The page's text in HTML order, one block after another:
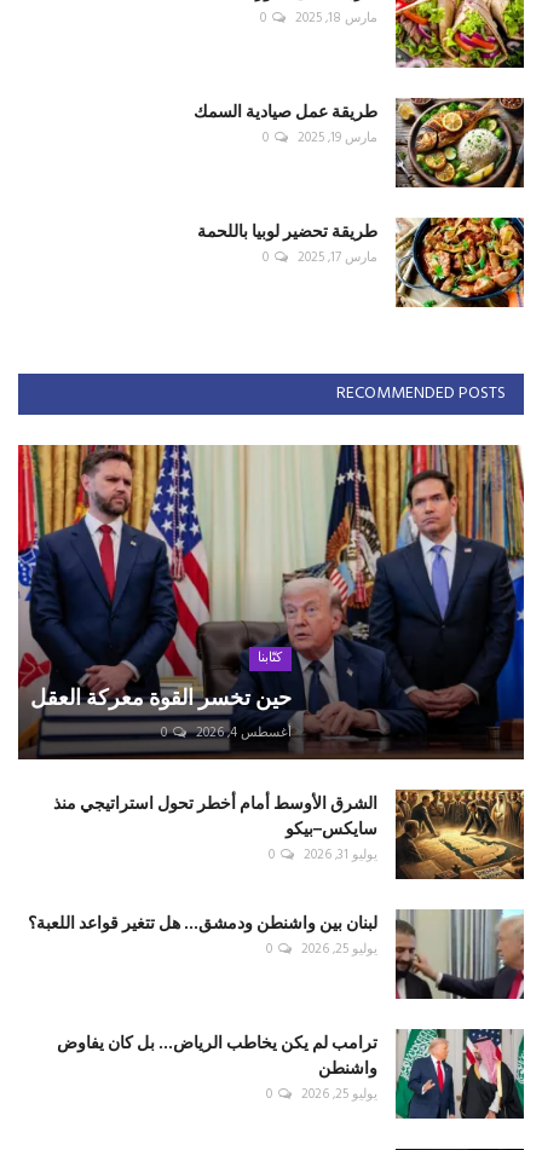
مارس 18, 2025 0
طريقة عمل صيادية السمك
مارس 19, 2025 0
طريقة تحضير لوبيا باللحمة
مارس 17, 2025 0
RECOMMENDED POSTS
كتّابنا
حين تخسر القوة معركة العقل
أغسطس 4, 2026 0
الشرق الأوسط أمام أخطر تحول استراتيجي منذ
سايكس–بيكو
يوليو 31, 2026 0
لبنان بين واشنطن ودمشق... هل تتغير قواعد اللعبة؟
يوليو 25, 2026 0
ترامب لم يكن يخاطب الرياض... بل كان يفاوض
واشنطن
يوليو 25, 2026 0